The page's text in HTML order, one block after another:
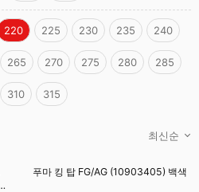
220 225 230 235 240
265 270 275 280 285
310 315
푸마 킹 탑 FG/AG (10903405) 백색